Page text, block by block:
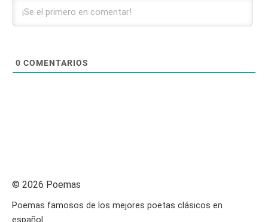
0 COMENTARIOS
© 2026 Poemas
Poemas famosos de los mejores poetas clásicos en
español.